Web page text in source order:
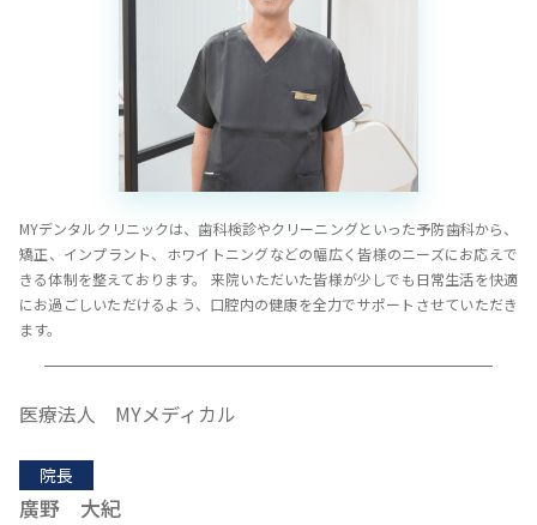
MYデンタルクリニックは、歯科検診やクリーニングといった予防歯科から、
矯正、インプラント、ホワイトニングなどの幅広く皆様のニーズにお応えで
きる体制を整えております。 来院いただいた皆様が少しでも日常生活を快適
にお過ごしいただけるよう、口腔内の健康を全力でサポートさせていただき
ます。
医療法人 MYメディカル
院長
廣野 大紀